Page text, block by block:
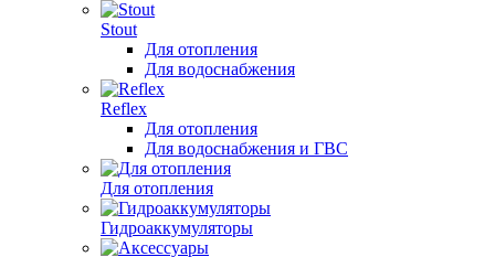
Stout
Для отопления
Для водоснабжения
Reflex
Для отопления
Для водоснабжения и ГВС
Для отопления
Гидроаккумуляторы